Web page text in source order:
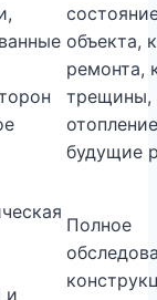
объекта,
ремонта,
трещины,
будущие
и
Полное